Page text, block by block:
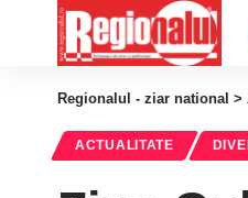
Regionalul - ziar national >
ACTUALITATE